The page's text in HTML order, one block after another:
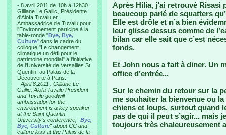
- 8 avril 2011 de 10h à 12h30 :
Gilliane Le Gallic, Présidente
d'Alofa Tuvalu et
Ambassadrice de Tuvalu pour
l'Environnement participe à la
table-ronde "Bye, Bye,
Culture" dans le cadre du
colloque "Le changement
climatique un défi pour le
patrimoine mondial" à l'initiative
de l'Université de Versailles St
Quentin, au Palais de la
Découverte à Paris.
- April 8,2011 : Gilliane Le
Gallic, Alofa Tuvalu President
and Tuvalu goodwill
ambassador for the
environment is a key speaker
at the Saint Quentin
University’s conference, "Bye,
Bye, Culture" about CC and
culture loss at the Palais de la
Après Hilia, j’ai retrouvé Risasi
beaucoup parlé de squatters
Elle est drôle et n’a bien
leur glisse dessus comme de
bilan car elle sait que c’est
fonds.
Et John nous a fait à diner. Un
office d’entrée...
Sur le chemin du retour sur la
me souhaiter la bienvenue ou
chiens et loups, surtout quand
pas de qui il peut s’agir... mais
toujours très chaleureusement